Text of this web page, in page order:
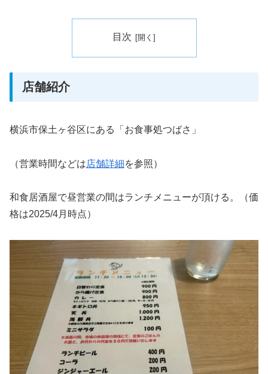
目次
店舗紹介
横浜市保土ヶ谷区にある「お食事処つばさ」
（営業時間などは店舗詳細を参照）
和食居酒屋で昼営業の間はランチメニューが頂ける。（価
格は2025/4月時点）